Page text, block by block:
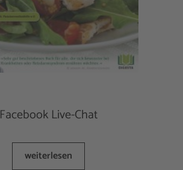
Facebook Live-Chat
weiterlesen